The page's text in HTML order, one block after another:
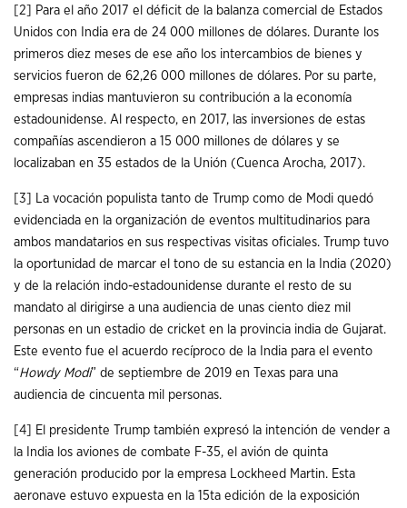
[2]
Para el año 2017 el déficit de la balanza comercial de Estados
Unidos con India era de 24 000 millones de dólares. Durante los
primeros diez meses de ese año los intercambios de bienes y
servicios fueron de 62,26 000 millones de dólares. Por su parte,
empresas indias mantuvieron su contribución a la economía
estadounidense. Al respecto, en 2017, las inversiones de estas
compañías ascendieron a 15 000 millones de dólares y se
localizaban en 35 estados de la Unión (Cuenca Arocha, 2017).
[3]
La vocación populista tanto de Trump como de Modi quedó
evidenciada en la organización de eventos multitudinarios para
ambos mandatarios en sus respectivas visitas oficiales. Trump tuvo
la oportunidad de marcar el tono de su estancia en la India (2020)
y de la relación indo-estadounidense durante el resto de su
mandato al dirigirse a una audiencia de unas ciento diez mil
personas en un estadio de cricket en la provincia india de Gujarat.
Este evento fue el acuerdo recíproco de la India para el evento
“Howdy Modi” de septiembre de 2019 en Texas para una
audiencia de cincuenta mil personas.
[4] El presidente Trump también expresó la intención de vender a
la India los aviones de combate F-35, el avión de quinta
generación producido por la empresa Lockheed Martin. Esta
aeronave estuvo expuesta en la 15ta edición de la exposición